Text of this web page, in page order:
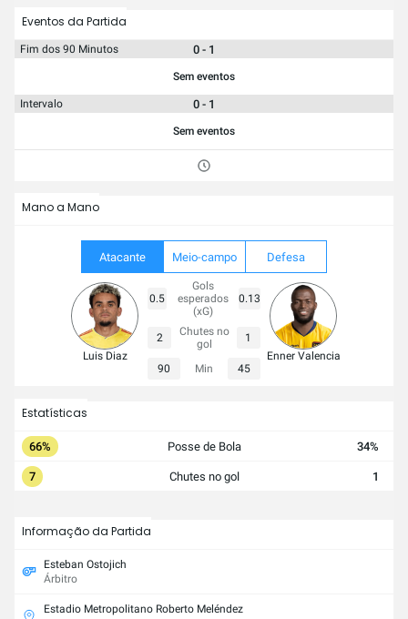
Eventos da Partida
Fim dos 90 Minutos 0 - 1
Sem eventos
Intervalo 0 - 1
Sem eventos
Mano a Mano
Atacante Meio-campo Defesa
Luis Diaz
0.5
Gols
esperados
(xG)
0.13
2
Chutes no
gol
1
90 Min 45
Enner Valencia
Estatísticas
66% Posse de Bola 34%
7 Chutes no gol 1
Informação da Partida
Esteban Ostojich
Árbitro
Estadio Metropolitano Roberto Meléndez